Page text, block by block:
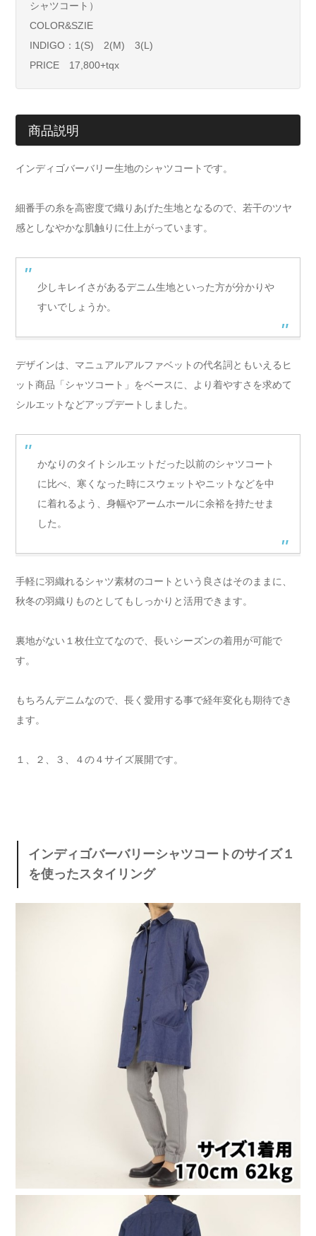
シャツコート）
COLOR&SZIE
INDIGO：1(S) 2(M) 3(L)
PRICE 17,800+tqx
商品説明
インディゴバーバリー生地のシャツコートです。
細番手の糸を高密度で織りあげた生地となるので、若干のツヤ
感としなやかな肌触りに仕上がっています。
少しキレイさがあるデニム生地といった方が分かりや
すいでしょうか。
デザインは、マニュアルアルファベットの代名詞ともいえるヒ
ット商品「シャツコート」をベースに、より着やすさを求めて
シルエットなどアップデートしました。
かなりのタイトシルエットだった以前のシャツコート
に比べ、寒くなった時にスウェットやニットなどを中
に着れるよう、身幅やアームホールに余裕を持たせま
した。
手軽に羽織れるシャツ素材のコートという良さはそのままに、
秋冬の羽織りものとしてもしっかりと活用できます。
裏地がない１枚仕立てなので、長いシーズンの着用が可能で
す。
もちろんデニムなので、長く愛用する事で経年変化も期待でき
ます。
１、２、３、４の４サイズ展開です。
インディゴバーバリーシャツコートのサイズ１
を使ったスタイリング